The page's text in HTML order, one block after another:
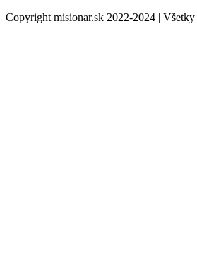
Copyright misionar.sk 2022-2024 | Všetky